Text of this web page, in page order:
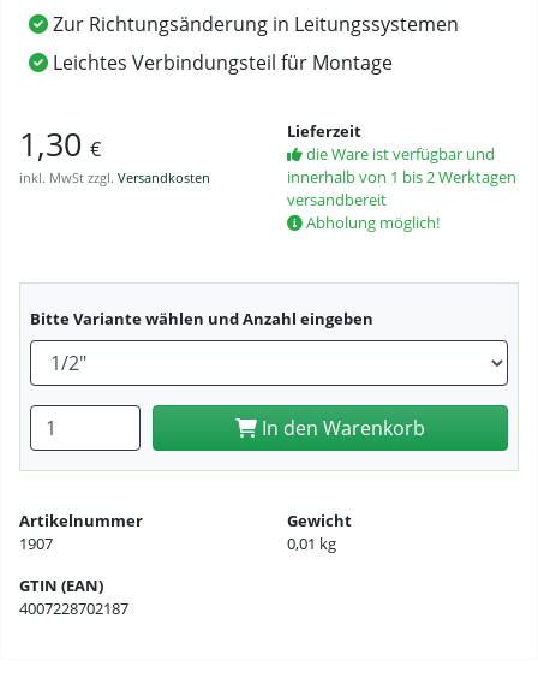
Zur Richtungsänderung in Leitungssystemen
Leichtes Verbindungsteil für Montage
1,30 €
inkl. MwSt zzgl. Versandkosten
Lieferzeit
die Ware ist verfügbar und
innerhalb von 1 bis 2 Werktagen
versandbereit
Abholung möglich!
Bitte Variante wählen und Anzahl eingeben
Anzahl eingeben In den Warenkorb
Artikelnummer
1907
Gewicht
0,01 kg
GTIN (EAN)
4007228702187